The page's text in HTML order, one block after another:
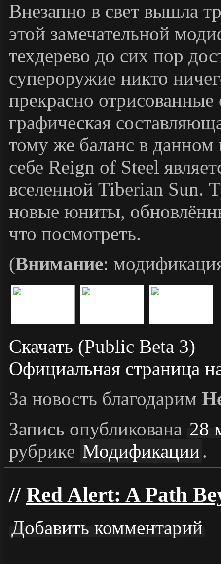
Внезапно в свет вышла
этой замечательной
техдерево до сих пор
супероружие никто
прекрасно
графическая
тому же баланс в
себе Reign of Steel
вселенной Tiberian Sun.
новые юниты,
что посмотреть.
(Внимание:
Скачать (Public Beta 3)
Официальная страница
За новость благодарим
Запись опубликована 28
рубрике Модификации.
Red Alert: A Path
Добавить комментарий